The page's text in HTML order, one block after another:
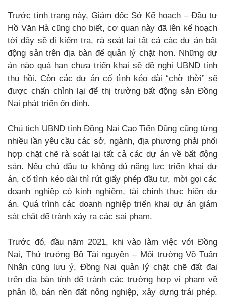
Trước tình trạng này, Giám đốc Sở Kế hoạch – Đầu tư
Hồ Văn Hà cũng cho biết, cơ quan này đã lên kế hoạch
tới đây sẽ đi kiểm tra, rà soát lại tất cả các dự án bất
động sản trên địa bàn để quản lý chặt hơn. Những dự
án nào quá hạn chưa triển khai sẽ đề nghị UBND tỉnh
thu hồi. Còn các dự án cố tình kéo dài “chờ thời” sẽ
được chấn chỉnh lại để thị trường bất động sản Đồng
Nai phát triển ổn định.
Chủ tịch UBND tỉnh Đồng Nai Cao Tiến Dũng cũng từng
nhiều lần yêu cầu các sở, ngành, địa phương phải phối
hợp chặt chẽ rà soát lại tất cả các dự án về bất động
sản. Nếu chủ đầu tư không đủ năng lực triển khai dự
án, cố tình kéo dài thì rút giấy phép đầu tư, mời gọi các
doanh nghiệp có kinh nghiệm, tài chính thực hiện dự
án. Quá trình các doanh nghiệp triển khai dự án giám
sát chặt để tránh xảy ra các sai phạm.
Trước đó, đầu năm 2021, khi vào làm việc với Đồng
Nai, Thứ trưởng Bộ Tài nguyên – Môi trường Võ Tuấn
Nhân cũng lưu ý, Đồng Nai quản lý chặt chẽ đất đai
trên địa bàn tỉnh để tránh các trường hợp vi phạm về
phân lô, bán nền đất nông nghiệp, xây dựng trái phép.